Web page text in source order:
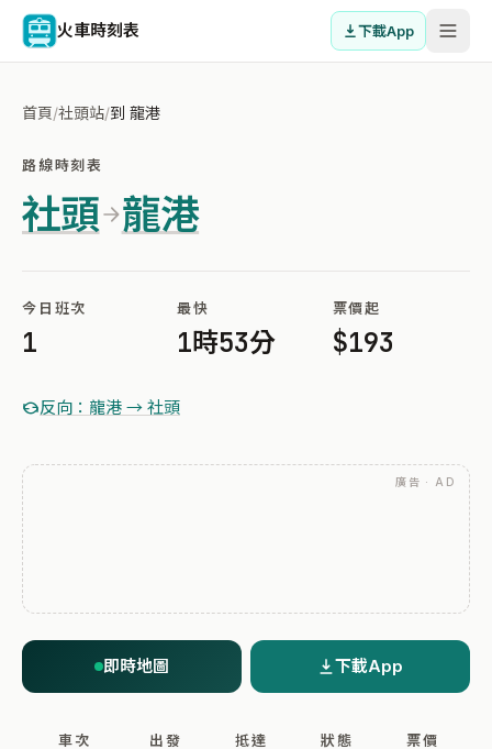
火車時刻表 下載App
首頁/社頭站/到 龍港
路線時刻表
社頭 龍港
今日班次
1
最快
1時53分
票價起
$193
反向：龍港 → 社頭
廣告 · AD
即時地圖 下載App
車次 出發 抵達 狀態 票價